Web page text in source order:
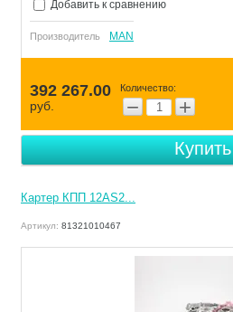
Добавить к сравнению
Производитель MAN
392 267.00
руб.
Количество:
− +
Купить
Картер КПП 12AS2...
Артикул: 81321010467